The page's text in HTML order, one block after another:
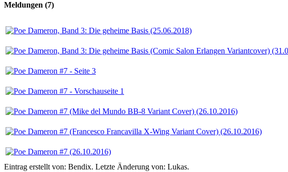
Meldungen (7)
Eintrag erstellt von: Bendix. Letzte Änderung von: Lukas.